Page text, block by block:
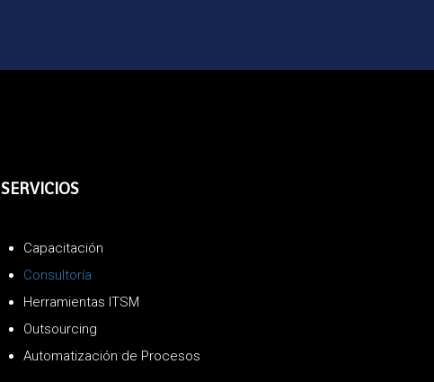
SERVICIOS
Capacitación
Consultoría
Herramientas ITSM
Outsourcing
Automatización de Procesos